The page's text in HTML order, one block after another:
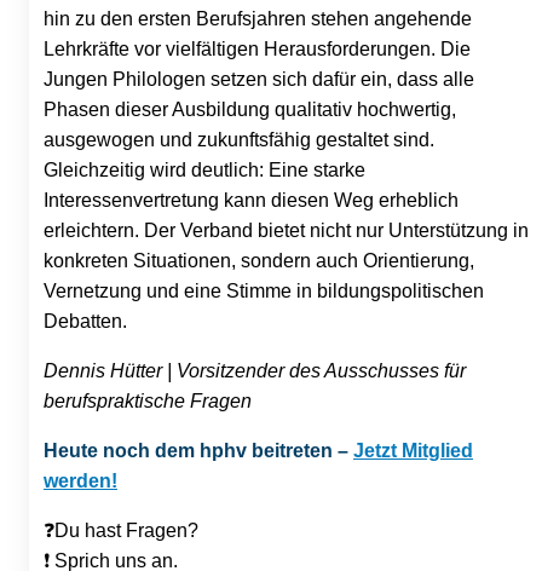
hin zu den ersten Berufsjahren stehen angehende
Lehrkräfte vor vielfältigen Herausforderungen. Die
Jungen Philologen setzen sich dafür ein, dass alle
Phasen dieser Ausbildung qualitativ hochwertig,
ausgewogen und zukunftsfähig gestaltet sind.
Gleichzeitig wird deutlich: Eine starke
Interessenvertretung kann diesen Weg erheblich
erleichtern. Der Verband bietet nicht nur Unterstützung in
konkreten Situationen, sondern auch Orientierung,
Vernetzung und eine Stimme in bildungspolitischen
Debatten.
Dennis Hütter | Vorsitzender des Ausschusses für
berufspraktische Fragen
Heute noch dem hphv beitreten – Jetzt Mitglied
werden!
❓Du hast Fragen?
❗ Sprich uns an.